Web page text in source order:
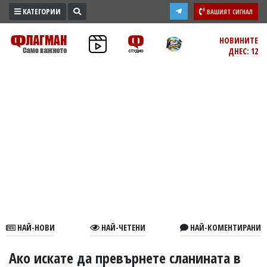
ПРОМО
ЗОНА
КАТЕГОРИИ ВАШИЯТ СИГНАЛ
НОВИНИТЕ
ДНЕС: 12
НАЙ-НОВИ НАЙ-ЧЕТЕНИ НАЙ-КОМЕНТИРАНИ
Ако искате да превърнете сланината в